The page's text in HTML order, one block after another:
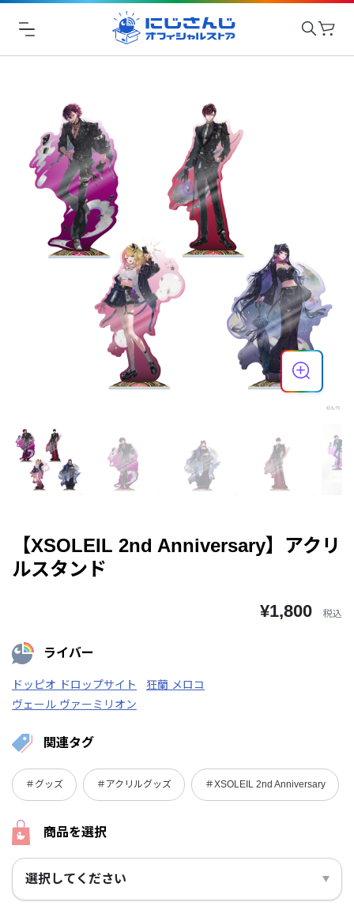
【XSOLEIL 2nd Anniversary】アクリ
ルスタンド
¥1,800 税込
ライバー
ドッピオ ドロップサイト
狂蘭 メロコ
ヴェール ヴァーミリオン
関連タグ
＃グッズ ＃アクリルグッズ ＃XSOLEIL 2nd Anniversary
商品を選択
選択してください